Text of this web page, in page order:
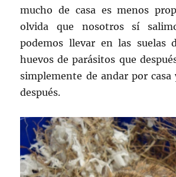
mucho de casa es menos
olvida que nosotros sí
podemos llevar en las suelas
huevos de parásitos que
simplemente de andar por casa
después.